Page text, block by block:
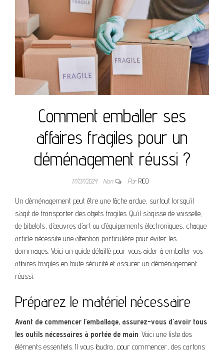
Comment emballer ses
affaires fragiles pour un
déménagement réussi ?
17/07/2024 Non ParRICO
Un déménagement peut être une tâche ardue, surtout lorsqu’il
s’agit de transporter des objets fragiles. Qu’il s’agisse de vaisselle,
de bibelots, d’œuvres d’art ou d’équipements électroniques, chaque
article nécessite une attention particulière pour éviter les
dommages. Voici un guide détaillé pour vous aider à emballer vos
affaires fragiles en toute sécurité et assurer un déménagement
réussi.
Préparez le matériel nécessaire
Avant de commencer l’emballage, assurez-vous d’avoir tous
les outils nécessaires à portée de main. Voici une liste des
éléments essentiels. Il vous faudra, pour commencer, des cartons